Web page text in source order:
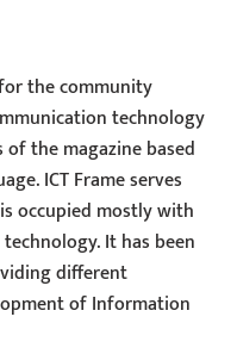
the community
technology
the magazine based
ICT Frame serves
occupied mostly with
It has been
different
of Information